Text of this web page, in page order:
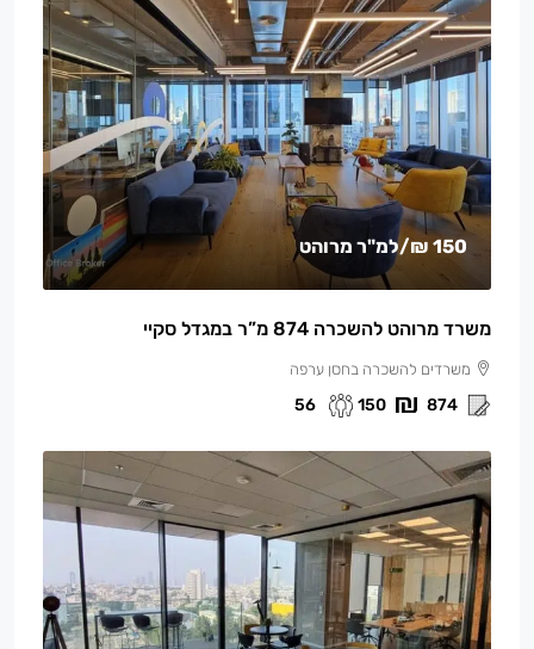
150 ₪ /למ"ר מרוהט
משרד מרוהט להשכרה 874 מ”ר במגדל סקיי
משרדים להשכרה בחסן ערפה
874
150
56